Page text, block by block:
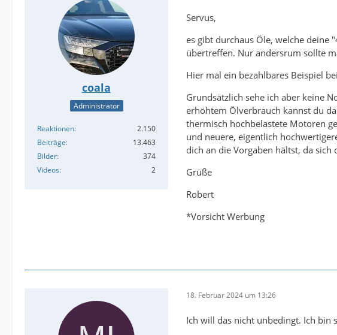
coala
Administrator
Reaktionen
2.150
Beiträge
13.463
Bilder
374
Videos
2
Servus,
es gibt durchaus Öle, welche deine
übertreffen. Nur andersrum sollte
Hier mal ein bezahlbares Beispiel
Grundsätzlich sehe ich aber keine
erhöhtem Ölverbrauch kannst du
thermisch hochbelastete Motoren
und neuere, eigentlich
dich an die Vorgaben hältst, da
Grüße
Robert
*Vorsicht Werbung
18. Februar 2024 um 13:26
Ich will das nicht unbedingt. Ich bin